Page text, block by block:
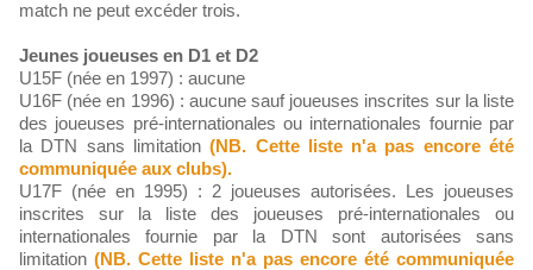
match ne peut excéder trois.
Jeunes joueuses en D1 et D2
U15F (née en 1997) : aucune
U16F (née en 1996) : aucune sauf joueuses inscrites sur la liste
des joueuses pré-internationales ou internationales fournie par
la DTN sans limitation(NB. Cette liste n'a pas encore été
communiquée aux clubs).
U17F (née en 1995) : 2 joueuses autorisées. Les joueuses
inscrites sur la liste des joueuses pré-internationales ou
internationales fournie par la DTN sont autorisées sans
limitation (NB. Cette liste n'a pas encore été communiquée